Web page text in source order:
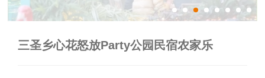
三圣乡心花怒放Party公园民宿农家乐